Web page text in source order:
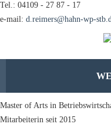
Tel.: 04109 - 27 87 - 17
e-mail: d.reimers@hahn-wp-
Master of Arts in
Mitarbeiterin seit 2015